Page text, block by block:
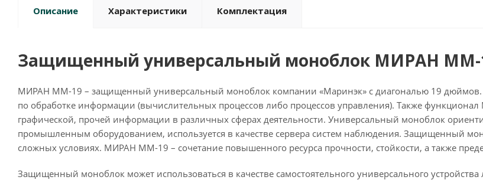
Описание Характеристики Комплектация
Защищенный универсальный моноблок МИРАН ММ-
МИРАН ММ-19 – защищенный универсальный моноблок компании «Маринэк» с диагональю 19 дюймов.
по обработке информации (вычислительных процессов либо процессов управления). Также
графической, прочей информации в различных сферах деятельности. Универсальный моноблок
промышленным оборудованием, используется в качестве сервера систем наблюдения. Защищенный
сложных условиях. МИРАН ММ-19 – сочетание повышенного ресурса прочности, стойкости, а также
Защищенный моноблок может использоваться в качестве самостоятельного универсального